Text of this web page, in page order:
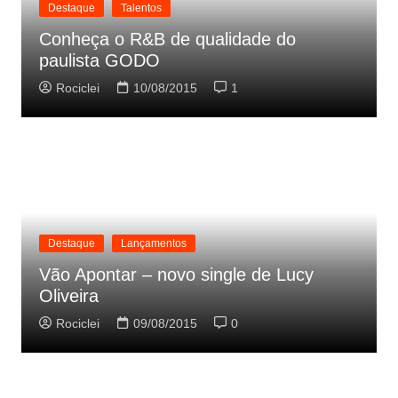
Destaque Talentos
Conheça o R&B de qualidade do
paulista GODO
Rociclei 10/08/2015 1
Destaque Lançamentos
Vão Apontar – novo single de Lucy
Oliveira
Rociclei 09/08/2015 0